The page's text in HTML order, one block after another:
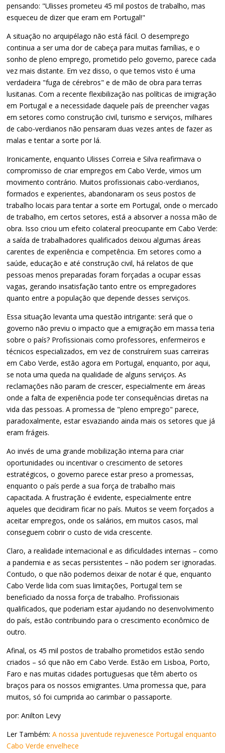
pensando: "Ulisses prometeu 45 mil postos de trabalho, mas
esqueceu de dizer que eram em Portugal!"
A situação no arquipélago não está fácil. O desemprego
continua a ser uma dor de cabeça para muitas famílias, e o
sonho de pleno emprego, prometido pelo governo, parece cada
vez mais distante. Em vez disso, o que temos visto é uma
verdadeira "fuga de cérebros" e de mão de obra para terras
lusitanas. Com a recente flexibilização nas políticas de imigração
em Portugal e a necessidade daquele país de preencher vagas
em setores como construção civil, turismo e serviços, milhares
de cabo-verdianos não pensaram duas vezes antes de fazer as
malas e tentar a sorte por lá.
Ironicamente, enquanto Ulisses Correia e Silva reafirmava o
compromisso de criar empregos em Cabo Verde, vimos um
movimento contrário. Muitos profissionais cabo-verdianos,
formados e experientes, abandonaram os seus postos de
trabalho locais para tentar a sorte em Portugal, onde o mercado
de trabalho, em certos setores, está a absorver a nossa mão de
obra. Isso criou um efeito colateral preocupante em Cabo Verde:
a saída de trabalhadores qualificados deixou algumas áreas
carentes de experiência e competência. Em setores como a
saúde, educação e até construção civil, há relatos de que
pessoas menos preparadas foram forçadas a ocupar essas
vagas, gerando insatisfação tanto entre os empregadores
quanto entre a população que depende desses serviços.
Essa situação levanta uma questão intrigante: será que o
governo não previu o impacto que a emigração em massa teria
sobre o país? Profissionais como professores, enfermeiros e
técnicos especializados, em vez de construírem suas carreiras
em Cabo Verde, estão agora em Portugal, enquanto, por aqui,
se nota uma queda na qualidade de alguns serviços. As
reclamações não param de crescer, especialmente em áreas
onde a falta de experiência pode ter consequências diretas na
vida das pessoas. A promessa de "pleno emprego" parece,
paradoxalmente, estar esvaziando ainda mais os setores que já
eram frágeis.
Ao invés de uma grande mobilização interna para criar
oportunidades ou incentivar o crescimento de setores
estratégicos, o governo parece estar preso a promessas,
enquanto o país perde a sua força de trabalho mais
capacitada. A frustração é evidente, especialmente entre
aqueles que decidiram ficar no país. Muitos se veem forçados a
aceitar empregos, onde os salários, em muitos casos, mal
conseguem cobrir o custo de vida crescente.
Claro, a realidade internacional e as dificuldades internas – como
a pandemia e as secas persistentes – não podem ser ignoradas.
Contudo, o que não podemos deixar de notar é que, enquanto
Cabo Verde lida com suas limitações, Portugal tem se
beneficiado da nossa força de trabalho. Profissionais
qualificados, que poderiam estar ajudando no desenvolvimento
do país, estão contribuindo para o crescimento econômico de
outro.
Afinal, os 45 mil postos de trabalho prometidos estão sendo
criados – só que não em Cabo Verde. Estão em Lisboa, Porto,
Faro e nas muitas cidades portuguesas que têm aberto os
braços para os nossos emigrantes. Uma promessa que, para
muitos, só foi cumprida ao carimbar o passaporte.
por: Anilton Levy
Ler Também:A nossa juventude rejuvenesce Portugal enquanto
Cabo Verde envelhece